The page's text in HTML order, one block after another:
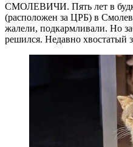
СМОЛЕВИЧИ. Пять лет в
(расположен за ЦРБ) в
жалели, подкармливали. Но
решился. Недавно хвостатый